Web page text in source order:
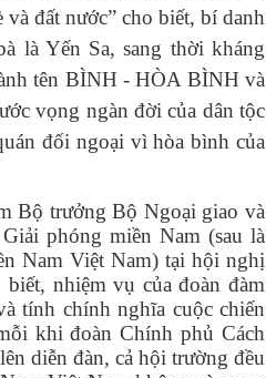
đất nước” cho biết, bí danh
là Yến Sa, sang thời kháng
tên BÌNH - HÒA BÌNH và
vọng ngàn đời của dân tộc
đối ngoại vì hòa bình của
Bộ trưởng Bộ Ngoại giao và
phóng miền Nam (sau là
Nam Việt Nam) tại hội nghị
nhiệm vụ của đoàn đàm
tính chính nghĩa cuộc chiến
khi đoàn Chính phủ Cách
diễn đàn, cả hội trường đều